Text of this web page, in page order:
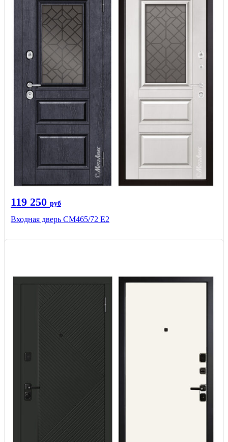
119 250 руб
Входная дверь СМ465/72 Е2